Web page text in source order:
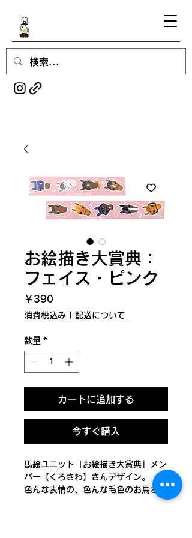
お絵描き大賞典：
フェイス・ピンク
￥390
格
消費税込み 配送について
数量 *
カートに追加する
今すぐ購入
馬絵ユニット「お絵描き大賞典」メン
バー【くろさわ】さんデザイン。
色んな表情の、色んな毛色のお馬さん
が並んでいる縦バージョンのマスキン